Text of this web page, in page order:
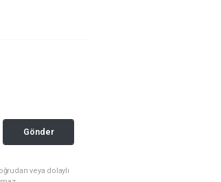
Gönder
veya dolaylı